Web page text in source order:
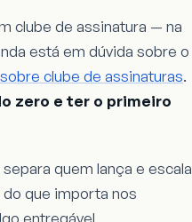
clube de assinatura — na
está em dúvida sobre o
clube de assinaturas.
zero e ter o primeiro
quem lança e escala
que importa nos
entregável.